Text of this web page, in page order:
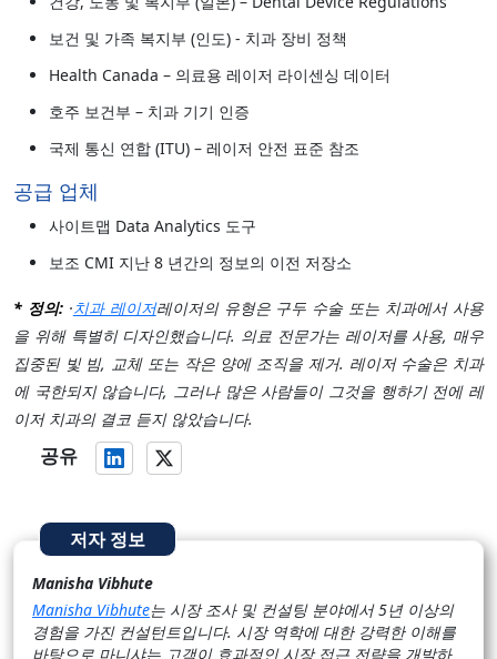
보건 및 가족 복지부 (인도) - 치과 장비 정책
Health Canada – 의료용 레이저 라이센싱 데이터
호주 보건부 – 치과 기기 인증
국제 통신 연합 (ITU) – 레이저 안전 표준 참조
공급 업체
사이트맵 Data Analytics 도구
보조 CMI 지난 8 년간의 정보의 이전 저장소
* 정의: ·치과 레이저레이저의 유형은 구두 수술 또는 치과에서 사용
을 위해 특별히 디자인했습니다. 의료 전문가는 레이저를 사용, 매우
집중된 빛 빔, 교체 또는 작은 양에 조직을 제거. 레이저 수술은 치과
에 국한되지 않습니다, 그러나 많은 사람들이 그것을 행하기 전에 레
이저 치과의 결코 듣지 않았습니다.
공유
저자 정보
Manisha Vibhute
Manisha Vibhute는 시장 조사 및 컨설팅 분야에서 5년 이상의
경험을 가진 컨설턴트입니다. 시장 역학에 대한 강력한 이해를
바탕으로 마니샤는 고객이 효과적인 시장 접근 전략을 개발하